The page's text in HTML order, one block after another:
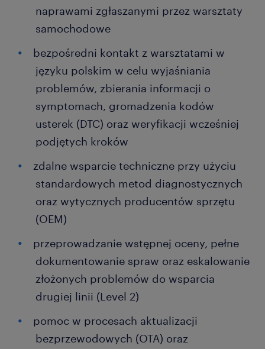
naprawami zgłaszanymi przez warsztaty
samochodowe
bezpośredni kontakt z warsztatami w
języku polskim w celu wyjaśniania
problemów, zbierania informacji o
symptomach, gromadzenia kodów
usterek (DTC) oraz weryfikacji wcześniej
podjętych kroków
zdalne wsparcie techniczne przy użyciu
standardowych metod diagnostycznych
oraz wytycznych producentów sprzętu
(OEM)
przeprowadzanie wstępnej oceny, pełne
dokumentowanie spraw oraz eskalowanie
złożonych problemów do wsparcia
drugiej linii (Level 2)
pomoc w procesach aktualizacji
bezprzewodowych (OTA) oraz